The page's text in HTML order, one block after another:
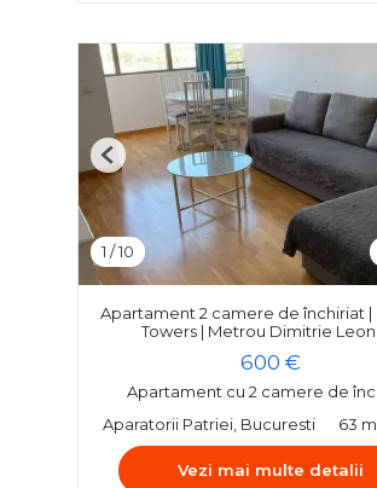
1 /10
Previous
Apartament 2 camere de închiriat |
Towers | Metrou Dimitrie
600 €
Apartament cu 2 camere de
Aparatorii Patriei, Bucuresti
63
Vezi mai multe detalii